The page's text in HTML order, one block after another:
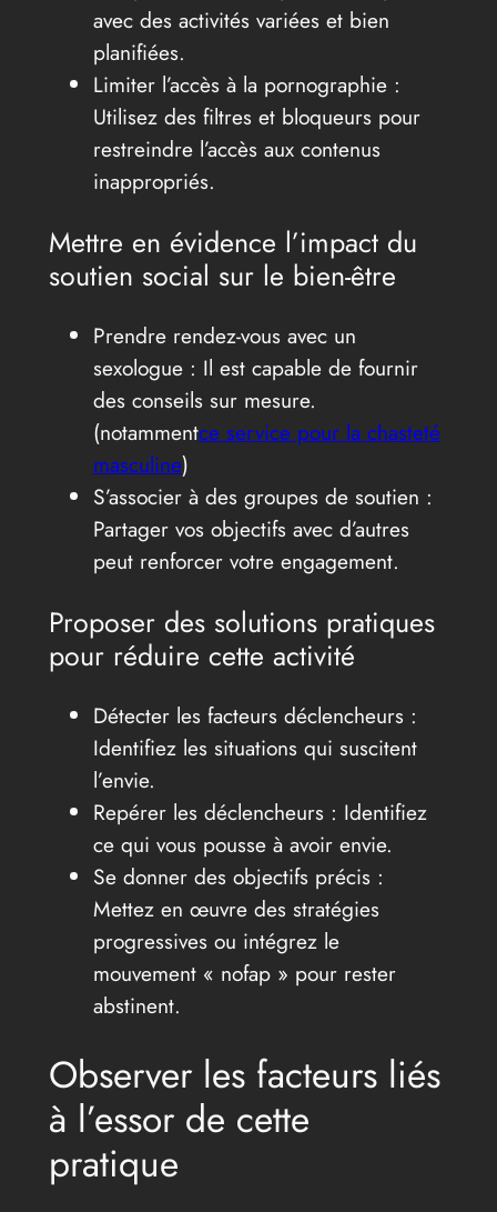
avec des activités variées et bien
planifiées.
Limiter l’accès à la pornographie :
Utilisez des filtres et bloqueurs pour
restreindre l’accès aux contenus
inappropriés.
Mettre en évidence l’impact du
soutien social sur le bien-être
Prendre rendez-vous avec un
sexologue : Il est capable de fournir
des conseils sur mesure.
(notammentce service pour la chasteté
masculine)
S’associer à des groupes de soutien :
Partager vos objectifs avec d’autres
peut renforcer votre engagement.
Proposer des solutions pratiques
pour réduire cette activité
Détecter les facteurs déclencheurs :
Identifiez les situations qui suscitent
l’envie.
Repérer les déclencheurs : Identifiez
ce qui vous pousse à avoir envie.
Se donner des objectifs précis :
Mettez en œuvre des stratégies
progressives ou intégrez le
mouvement « nofap » pour rester
abstinent.
Observer les facteurs liés
à l’essor de cette
pratique